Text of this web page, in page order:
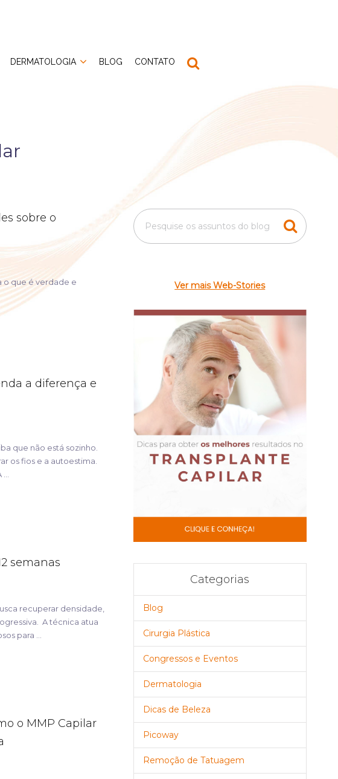
DERMATOLOGIA BLOG CONTATO
sobre o
o que é verdade e
a diferença e
que não está sozinho.
os fios e a autoestima.
semanas
recuperar densidade,
A técnica atua
para ...
o MMP Capilar
Ver mais Web-Stories
Categorias
Blog
Cirurgia Plástica
Congressos e Eventos
Dermatologia
Dicas de Beleza
Picoway
Remoção de Tatuagem